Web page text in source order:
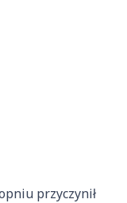
przyczynił